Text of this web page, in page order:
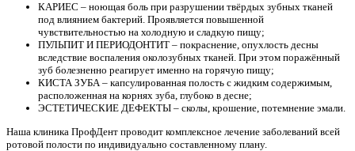
КАРИЕС – ноющая боль при разрушении твёрдых зубных тканей
под влиянием бактерий. Проявляется повышенной
чувствительностью на холодную и сладкую пищу;
ПУЛЬПИТ И ПЕРИОДОНТИТ – покраснение, опухлость десны
вследствие воспаления околозубных тканей. При этом поражённый
зуб болезненно реагирует именно на горячую пищу;
КИСТА ЗУБА – капсулированная полость с жидким содержимым,
расположенная на корнях зуба, глубоко в десне;
ЭСТЕТИЧЕСКИЕ ДЕФЕКТЫ – сколы, крошение, потемнение эмали.
Наша клиника ПрофДент проводит комплексное лечение заболеваний всей
ротовой полости по индивидуально составленному плану.